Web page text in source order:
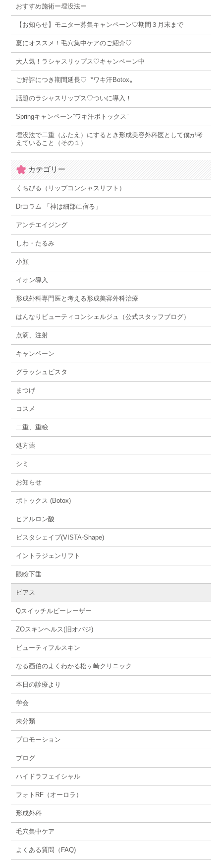
おすすめ施術ー埋没法ー
【お知らせ】モニター募集キャンペーン♡期間３月末まで
夏にオススメ！毛穴集中ケアのご紹介♡
大人気！ラシャスリップス♡キャンペーン中
ご好評につき期間延長♡〝ワキ汗Botox〟
話題のラシャスリップス♡ついに導入！
Springキャンペーン”ワキ汗ボトックス”
埋没法で二重（ふたえ）にするとき形成美容外科医として僕が考
えていること（その１）
カテゴリー
くちびる（リップコンシャスリフト）
Drコラム 「神は細部に宿る」
アンチエイジング
しわ・たるみ
小顔
イオン導入
形成外科専門医と考える形成美容外科治療
はんなりビューティコンシェルジュ（公式スタッフブログ）
点滴、注射
キャンペーン
グラッシュビスタ
まつげ
コスメ
二重、重瞼
処方薬
シミ
お知らせ
ボトックス (Botox)
ヒアルロン酸
ビスタシェイプ(VISTA-Shape)
イントラジェンリフト
眼瞼下垂
ピアス
Qスイッチルビーレーザー
ZOスキンヘルス(旧オバジ)
ビューティフルスキン
なる画伯のよくわかる松ヶ崎クリニック
本日の診療より
学会
未分類
プロモーション
ブログ
ハイドラフェイシャル
フォトRF（オーロラ）
形成外科
毛穴集中ケア
よくある質問（FAQ)